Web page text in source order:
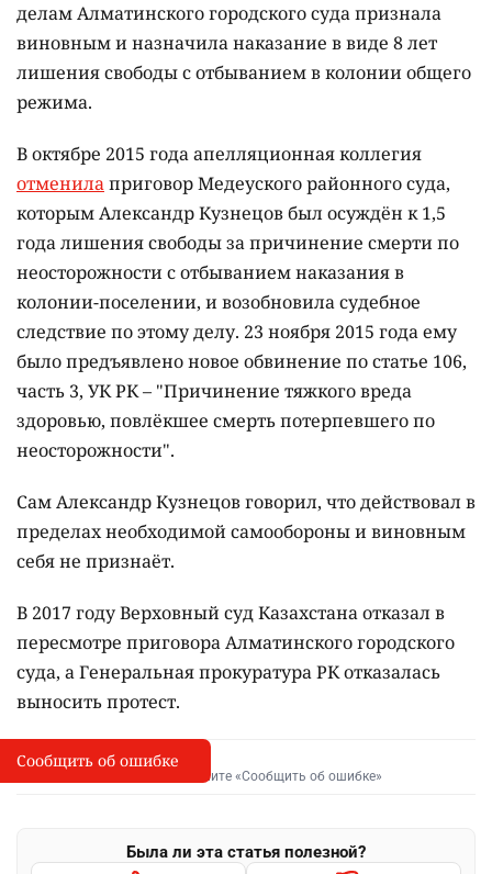
делам Алматинского городского суда признала
виновным и назначила наказание в виде 8 лет
лишения свободы с отбыванием в колонии общего
режима.
В октябре 2015 года апелляционная коллегия
отменилаприговор Медеуского районного суда,
которым Александр Кузнецов был осуждён к 1,5
года лишения свободы за причинение смерти по
неосторожности с отбыванием наказания в
колонии-поселении, и возобновила судебное
следствие по этому делу. 23 ноября 2015 года ему
было предъявлено новое обвинение по статье 106,
часть 3, УК РК – "Причинение тяжкого вреда
здоровью, повлёкшее смерть потерпевшего по
неосторожности".
Сам Александр Кузнецов говорил, что действовал в
пределах необходимой самообороны и виновным
себя не признаёт.
В 2017 году Верховный суд Казахстана отказал в
пересмотре приговора Алматинского городского
суда, а Генеральная прокуратура РК отказалась
выносить протест.
I
Сообщить об опечатке
Выделите фрагмент и нажмите «Сообщить об ошибке»
Была ли эта статья полезной?
Сообщить об ошибке